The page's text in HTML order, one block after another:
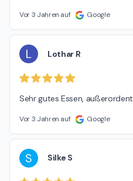
Vor 3 Jahren auf Google
L Lothar R
Sehr gutes Essen,
Vor 3 Jahren auf Google
S Silke S